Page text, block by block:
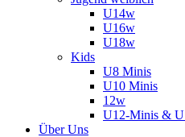
U14w
U16w
U18w
Kids
U8 Minis
U10 Minis
12w
U12-Minis &
Über Uns